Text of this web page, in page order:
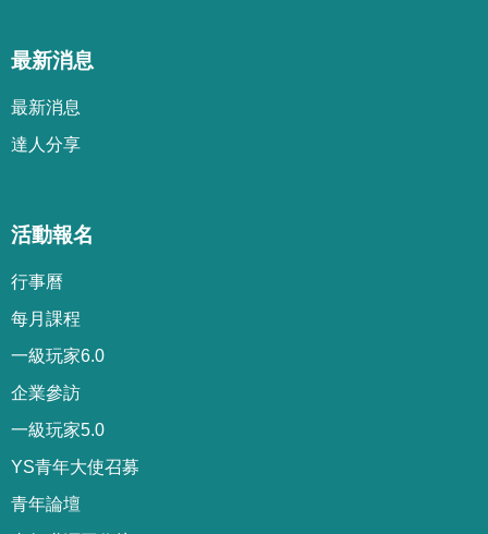
最新消息
最新消息
達人分享
活動報名
行事曆
每月課程
一級玩家6.0
企業參訪
一級玩家5.0
YS青年大使召募
青年論壇